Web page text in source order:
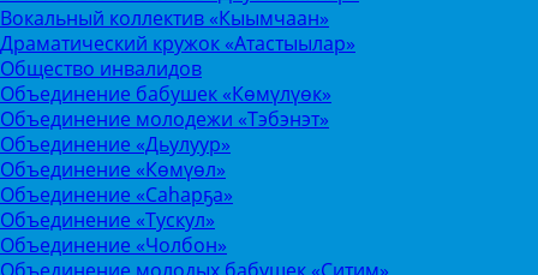
Вокальный коллектив «Кыымчаан»
Драматический кружок «Атастыылар»
Общество инвалидов
Объединение бабушек «Көмүлүөк»
Объединение молодежи «Тэбэнэт»
Объединение «Дьулуур»
Объединение «Көмүөл»
Объединение «Саhарҕа»
Объединение «Тускул»
Объединение «Чолбон»
Объединение молодых бабушек «Ситим»